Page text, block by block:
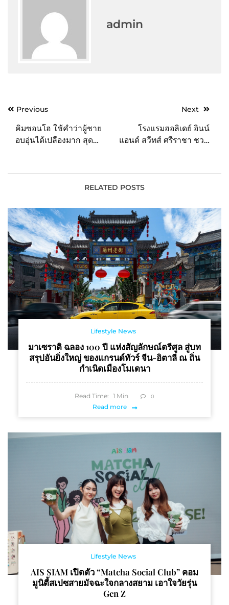
admin
PostPrevious
คิมซอนโฮ ใช้คำว่าผู้ชาย
อบอุ่นได้เปลืองมาก สุด
EVENT WITH KIM
Next
โรงแรมฮอลิเดย์ อินน์
แอนด์ สวีทส์ ศรีราชา ชวน
เกจแต่งงาน จัดเลี้ยงและจัด
ประชุมสัมมนาหลากหลาย
RELATED POSTS
Lifestyle News
มาเซราติ ฉลอง 100 ปี แห่งสัญลักษณ์ตรีศูล สู่บท
สรุปอันยิ่งใหญ่ ของแกรนด์ทัวร์ จีน-อิตาลี ณ ถิ่น
กำเนิดเมืองโมเดนา
Read Time: 1 Min 0
Read more
Lifestyle News
AIS SIAM เปิดตัว “Matcha Social Club” คอม
มูนิตี้สเปซสายมัจฉะใจกลางสยาม เอาใจวัยรุ่น
Gen Z